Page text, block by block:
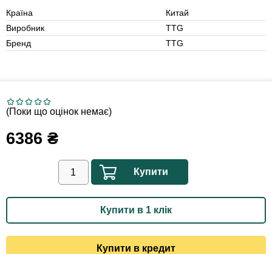
Країна
Китай
Виробник
TTG
Бренд
TTG
(Поки що оцінок немає)
6386 ₴
Купити
Купити в 1 клік
Купити в кредит